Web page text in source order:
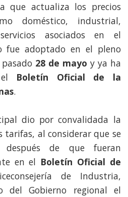
que actualiza los precios
doméstico, industrial,
asociados en el
fue adoptado en el pleno
28 de mayo y ya ha
Boletín Oficial de la
.
dio por convalidada la
tarifas, al considerar que se
de que fueran
en el Boletín Oficial de
de Industria,
del Gobierno regional el